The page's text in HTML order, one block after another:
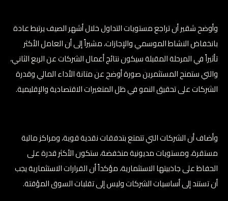
وأوضح شقير أن تراجع مستويات التداول خلال أشهر الصيف يرتبط عادة
بانخفاض النشاط الموسمي والإجازات، مشيراً إلى أن العامل الأكثر
تأثيراً في المرحلة المقبلة سيكون نتائج أعمال الشركات عن الربع الثاني،
والتي ستمنح المستثمرين صورة أوضح عن متانة الأداء المالي وقدرة
الشركات على تحقيق النمو في ظل المتغيرات الاقتصادية والإقليمية.
وأضاف أن الشركات التي تتمتع بتدفقات نقدية قوية، ومراكز مالية
مستقرة، ومستويات مديونية منخفضة، ستكون الأكثر قدرة على
الحفاظ على جاذبيتها الاستثمارية، مؤكداً أن القرارات الاستثمارية يجب
أن تستند إلى أساسيات الشركات وليس إلى تقلبات السوق المؤقتة.